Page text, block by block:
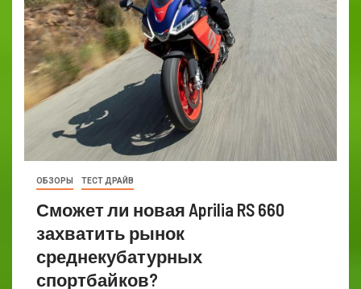
ОБЗОРЫ ТЕСТ ДРАЙВ
Сможет ли новая Aprilia RS 660
захватить рынок
среднекубатурных
спортбайков?